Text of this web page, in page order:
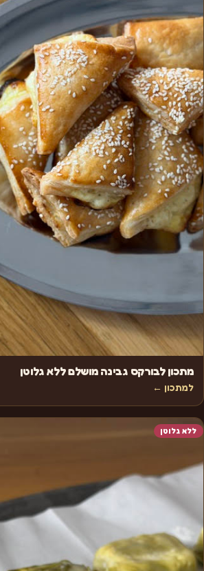
מתכון לבורקס גבינה מושלם ללא גלוטן
למתכון ←
ללא גלוטן